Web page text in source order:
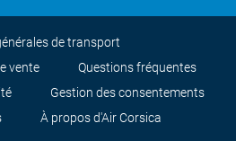
de transport
vente
Questions fréquentes
Gestion des consentements
À propos d'Air Corsica